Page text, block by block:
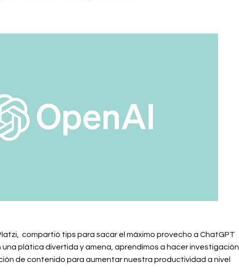
compartió tips para sacar el máximo provecho a ChatGPT
plática divertida y amena, aprendimos a hacer investigación
de contenido para aumentar nuestra productividad a nivel